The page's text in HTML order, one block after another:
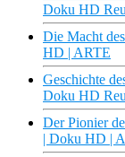
Doku HD
Die Macht
HD | ARTE
Geschichte
Doku HD
Der Pionier
| Doku HD |